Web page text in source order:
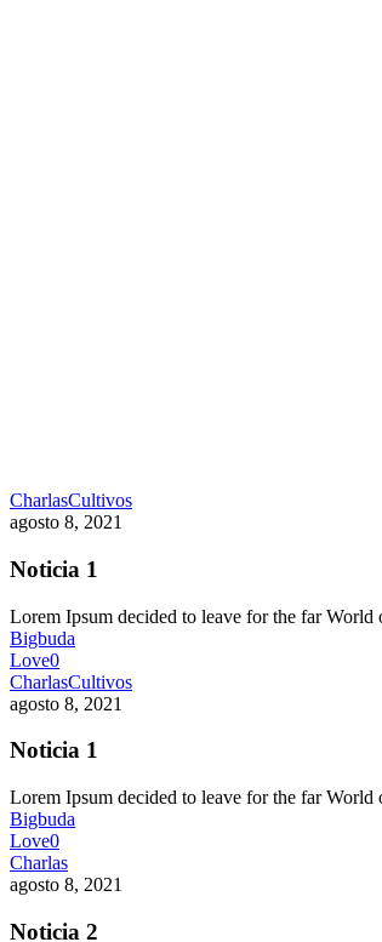
CharlasCultivos
agosto 8, 2021
Noticia 1
Lorem Ipsum decided to leave for the far
Bigbuda
Love0
CharlasCultivos
agosto 8, 2021
Noticia 1
Lorem Ipsum decided to leave for the far
Bigbuda
Love0
Charlas
agosto 8, 2021
Noticia 2